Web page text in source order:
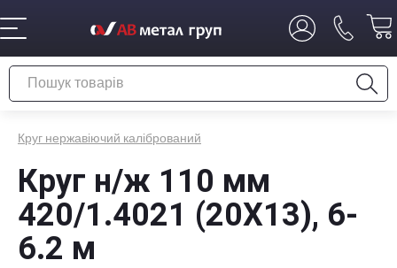
Круг нержавіючий калібрований
Круг н/ж 110 мм
420/1.4021 (20X13), 6-
6.2 м